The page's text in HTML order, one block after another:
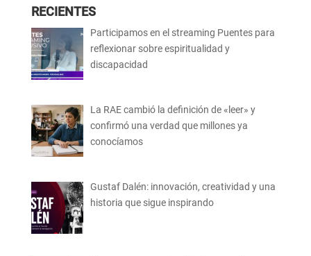
RECIENTES
Participamos en el streaming Puentes para
reflexionar sobre espiritualidad y
discapacidad
La RAE cambió la definición de «leer» y
confirmó una verdad que millones ya
conocíamos
Gustaf Dalén: innovación, creatividad y una
historia que sigue inspirando